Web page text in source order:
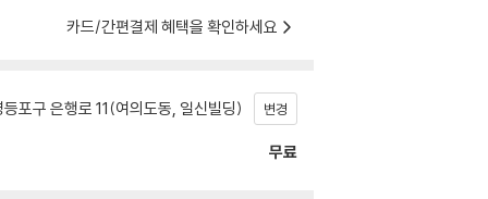
카드/간편결제 혜택을 확인하세요
포구 은행로 11(여의도동, 일신빌딩) 변경
무료